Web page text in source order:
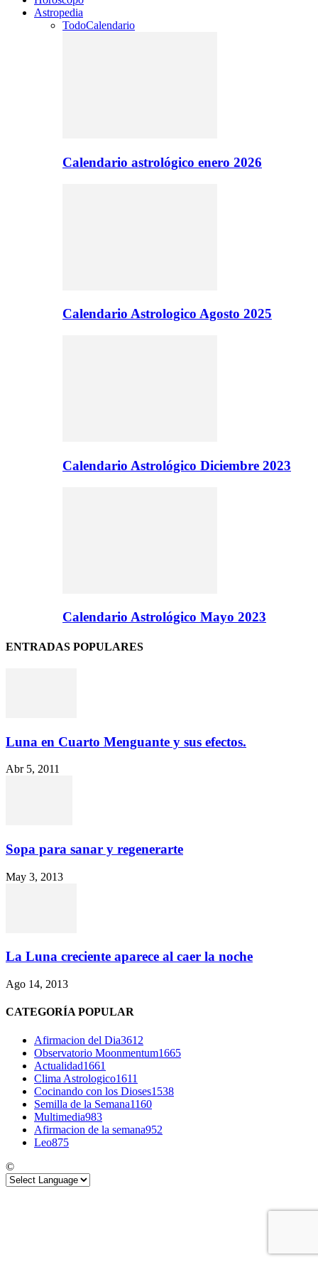
Astropedia
TodoCalendario
Calendario astrológico enero 2026
Calendario Astrologico Agosto 2025
Calendario Astrológico Diciembre 2023
Calendario Astrológico Mayo 2023
ENTRADAS POPULARES
Luna en Cuarto Menguante y sus efectos.
Abr 5, 2011
Sopa para sanar y regenerarte
May 3, 2013
La Luna creciente aparece al caer la noche
Ago 14, 2013
CATEGORÍA POPULAR
Afirmacion del Dia3612
Observatorio Moonmentum1665
Actualidad1661
Clima Astrologico1611
Cocinando con los Dioses1538
Semilla de la Semana1160
Multimedia983
Afirmacion de la semana952
Leo875
©